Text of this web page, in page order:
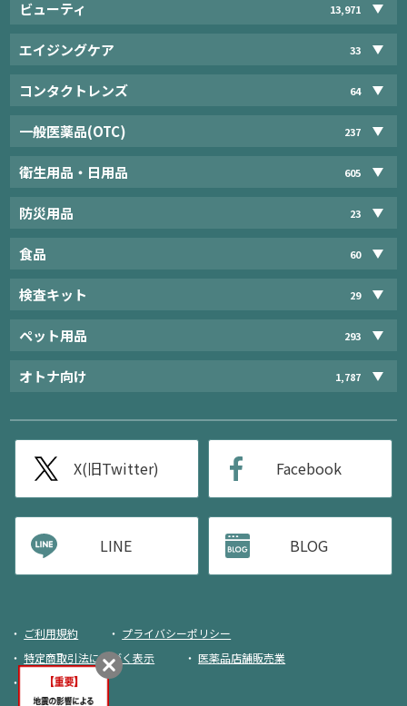
ビューティ 13,971
エイジングケア 33
コンタクトレンズ 64
一般医薬品(OTC) 237
衛生用品・日用品 605
防災用品 23
食品 60
検査キット 29
ペット用品 293
オトナ向け 1,787
X(旧Twitter) Facebook
LINE BLOG
ご利用規約
プライバシーポリシー
特定商取引法に基づく表示
医薬品店舗販売業
荷物追跡